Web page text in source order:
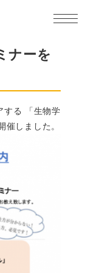
ナーを
する 「生物学
催しました。